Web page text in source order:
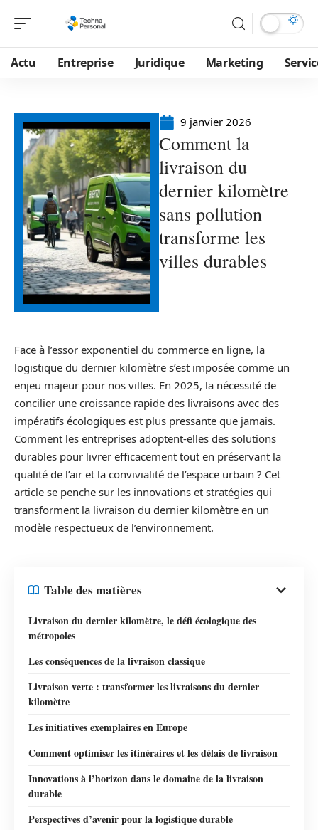
Actu Entreprise Juridique Marketing
9 janvier 2026
Comment la
livraison du
dernier kilomètre
sans pollution
transforme les
villes durables
Face à l’essor exponentiel du commerce en ligne, la
logistique du dernier kilomètre s’est imposée comme un
enjeu majeur pour nos villes. En 2025, la nécessité de
concilier une croissance rapide des livraisons avec des
impératifs écologiques est plus pressante que jamais.
Comment les entreprises adoptent-elles des solutions
durables pour livrer efficacement tout en préservant la
qualité de l’air et la convivialité de l’espace urbain ? Cet
article se penche sur les innovations et stratégies qui
transforment la livraison du dernier kilomètre en un
modèle respectueux de l’environnement.
Table des matières
Livraison du dernier kilomètre, le défi écologique des
métropoles
Les conséquences de la livraison classique
Livraison verte : transformer les livraisons du dernier
kilomètre
Les initiatives exemplaires en Europe
Comment optimiser les itinéraires et les délais de livraison
Innovations à l’horizon dans le domaine de la livraison
durable
Perspectives d’avenir pour la logistique durable